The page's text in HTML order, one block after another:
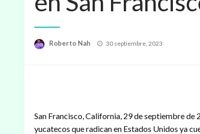
Roberto Nah
Publicado
30 septiembre, 2023
San Francisco, California, 29 de septiembre de
yucatecos que radican en Estados Unidos ya